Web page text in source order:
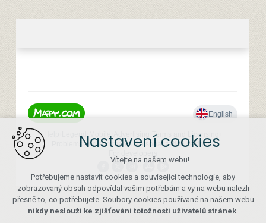
Nastavení cookies
Vítejte na našem webu!
Potřebujeme nastavit cookies a související technologie, aby
zobrazovaný obsah odpovídal vašim potřebám a vy na webu nalezli
přesně to, co potřebujete. Soubory cookies používané na našem webu
nikdy neslouží ke zjišťování totožnosti uživatelů stránek.